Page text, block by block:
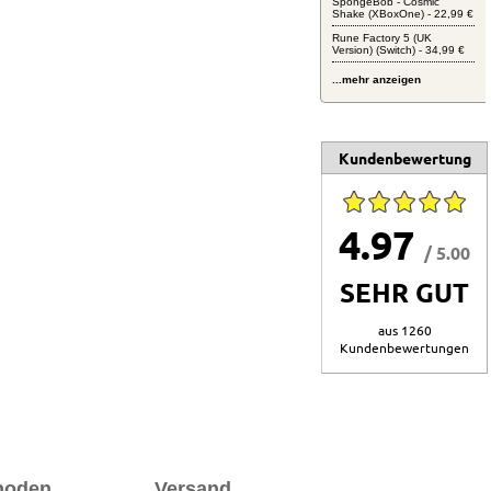
Shake (XBoxOne) - 22,99 €
Rune Factory 5 (UK
Version) (Switch) - 34,99 €
...mehr anzeigen
Kundenbewertung
4.97 / 5.00
SEHR GUT
aus 1260
Kundenbewertungen